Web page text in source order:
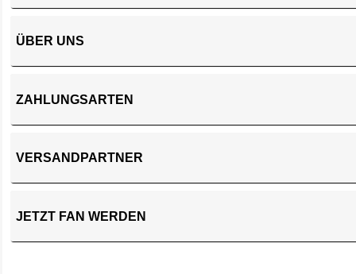
ÜBER UNS
ZAHLUNGSARTEN
VERSANDPARTNER
JETZT FAN WERDEN